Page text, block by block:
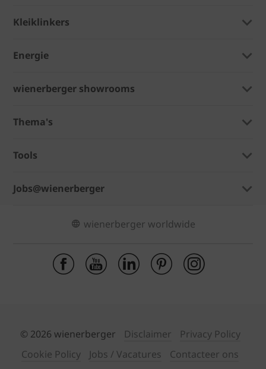
Kleiklinkers
Energie
wienerberger showrooms
Thema's
Tools
Jobs@wienerberger
wienerberger worldwide
© 2026 wienerberger Disclaimer
Privacy Policy
Cookie Policy
Jobs / Vacatures
Contacteer ons